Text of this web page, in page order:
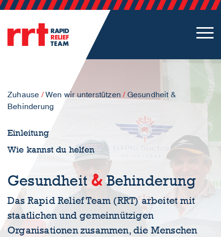
Zuhause /Wen wir unterstützen / Gesundheit &
Behinderung
Gesundheit &Behinderung
Das Rapid Relief Team (RRT) arbeitet mit
staatlichen und gemeinnützigen
Organisationen zusammen, die Menschen
Einleitung
Wie kannst du helfen